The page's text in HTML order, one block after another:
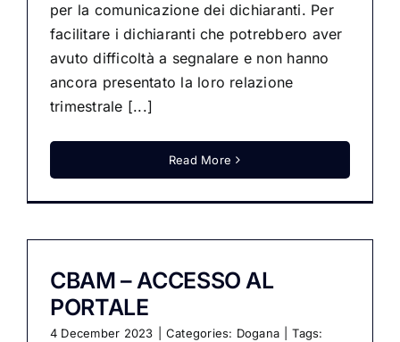
per la comunicazione dei dichiaranti. Per
facilitare i dichiaranti che potrebbero aver
avuto difficoltà a segnalare e non hanno
ancora presentato la loro relazione
trimestrale [...]
Read More
CBAM – ACCESSO AL
PORTALE
4 December 2023 Categories: Dogana
Tags: